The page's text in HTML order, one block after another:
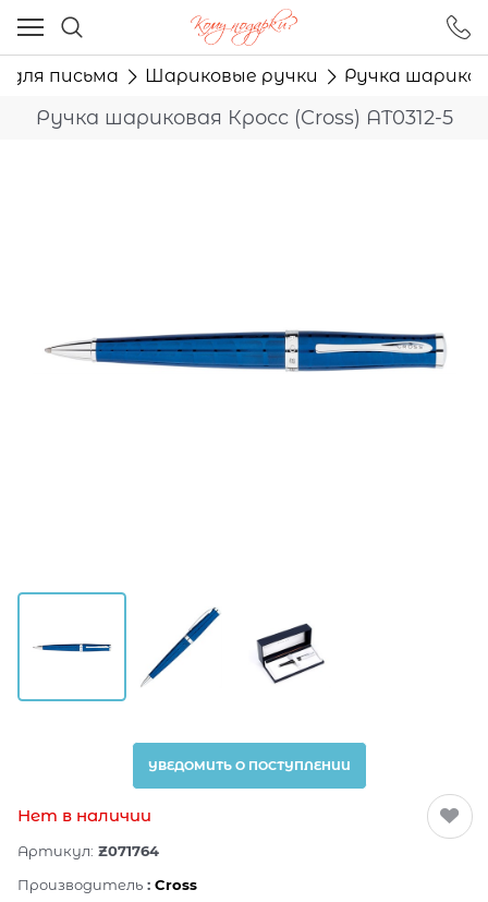
для письма Шариковые ручки Ручка
Ручка шариковая Кросс (Cross) AT0312-5
УВЕДОМИТЬ О ПОСТУПЛЕНИИ
Нет в наличии
Артикул: Z071764
Производитель : Cross
Ваш город - Москва,
угадали?
ДА НЕТ